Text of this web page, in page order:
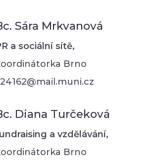
STUDENTI
Sára Mrkvanová
a sociální sítě,
Brno
Diana Turčeková
a vzdělávání,
Brno